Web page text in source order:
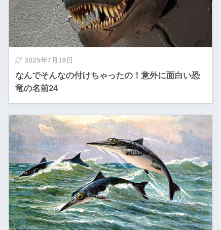
2025年7月19日
なんでそんなの付けちゃったの！意外に面白い恐
竜の名前24